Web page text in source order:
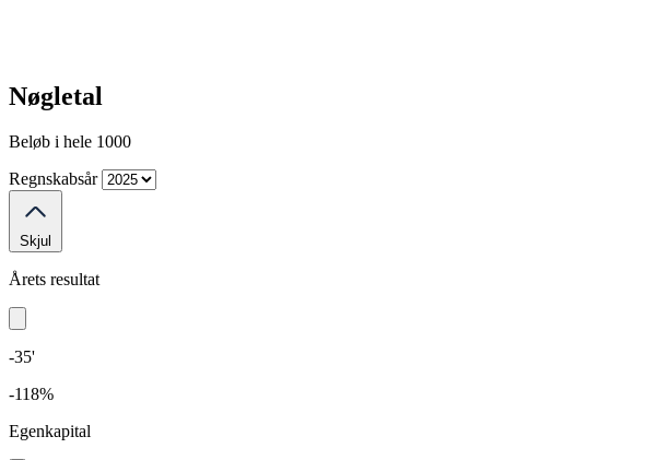
Nøgletal
Beløb i hele 1000
Regnskabsår
Skjul
Årets resultat
-35'
-118%
Egenkapital